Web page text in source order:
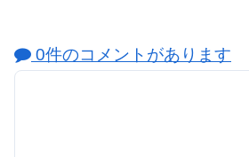
0件のコメントがあります